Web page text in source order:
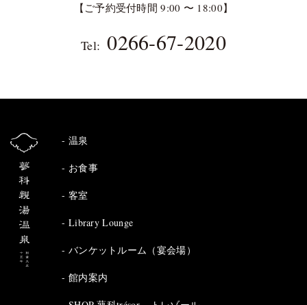
【ご予約受付時間 9:00 〜 18:00】
Tel: 0266-67-2020
温泉
お食事
客室
Library Lounge
バンケットルーム（宴会場）
館内案内